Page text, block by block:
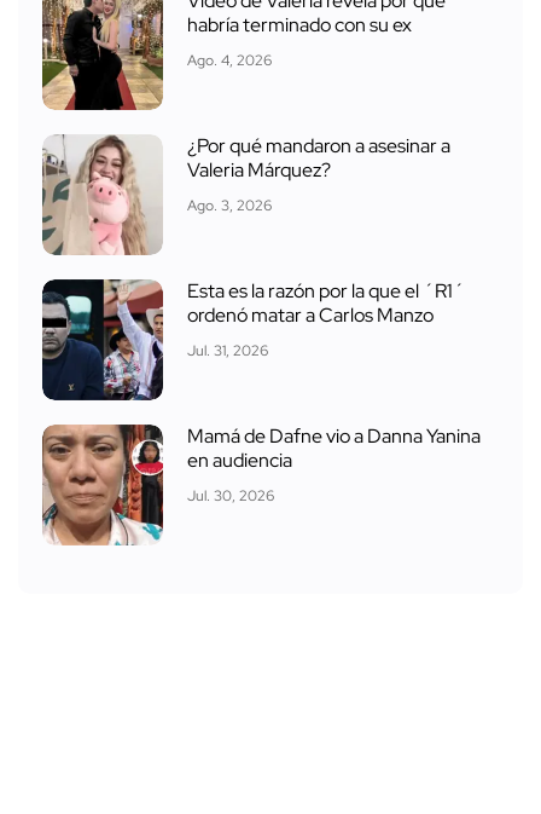
habría terminado con su ex
Ago. 4, 2026
¿Por qué mandaron a asesinar a
Valeria Márquez?
Ago. 3, 2026
Esta es la razón por la que el ´R1´
ordenó matar a Carlos Manzo
Jul. 31, 2026
Mamá de Dafne vio a Danna Yanina
en audiencia
Jul. 30, 2026